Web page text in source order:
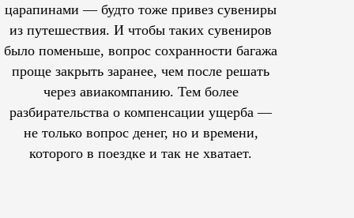
царапинами — будто тоже привез сувениры
из путешествия. И чтобы таких сувениров
было поменьше, вопрос сохранности багажа
проще закрыть заранее, чем после решать
через авиакомпанию. Тем более
разбирательства о компенсации ущерба —
не только вопрос денег, но и времени,
которого в поездке и так не хватает.